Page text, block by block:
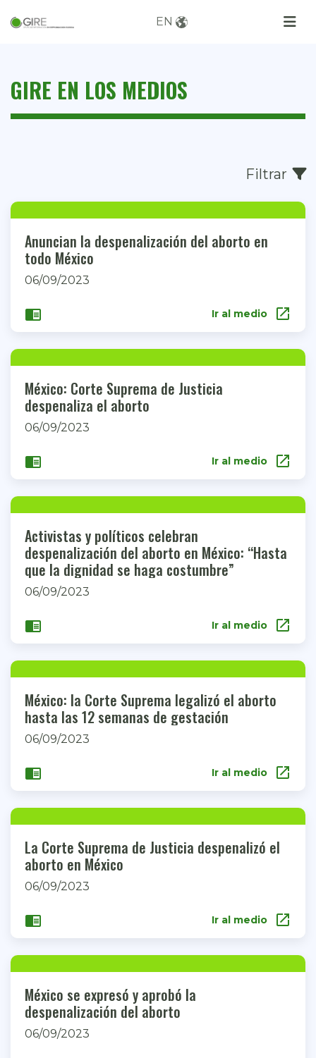
EN
GIRE EN LOS MEDIOS
Filtrar
Anuncian la despenalización del aborto en
todo México
06/09/2023
chrome_reader_mode Ir al medio open_in_new
México: Corte Suprema de Justicia
despenaliza el aborto
06/09/2023
chrome_reader_mode Ir al medio open_in_new
Activistas y políticos celebran
despenalización del aborto en México: “Hasta
que la dignidad se haga costumbre”
06/09/2023
chrome_reader_mode Ir al medio open_in_new
México: la Corte Suprema legalizó el aborto
hasta las 12 semanas de gestación
06/09/2023
chrome_reader_mode Ir al medio open_in_new
La Corte Suprema de Justicia despenalizó el
aborto en México
06/09/2023
chrome_reader_mode Ir al medio open_in_new
México se expresó y aprobó la
despenalización del aborto
06/09/2023